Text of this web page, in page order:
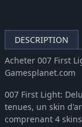
DESCRIPTION
Acheter 007 First
Gamesplanet.com
007 First Light:
tenues, un skin
comprenant 4